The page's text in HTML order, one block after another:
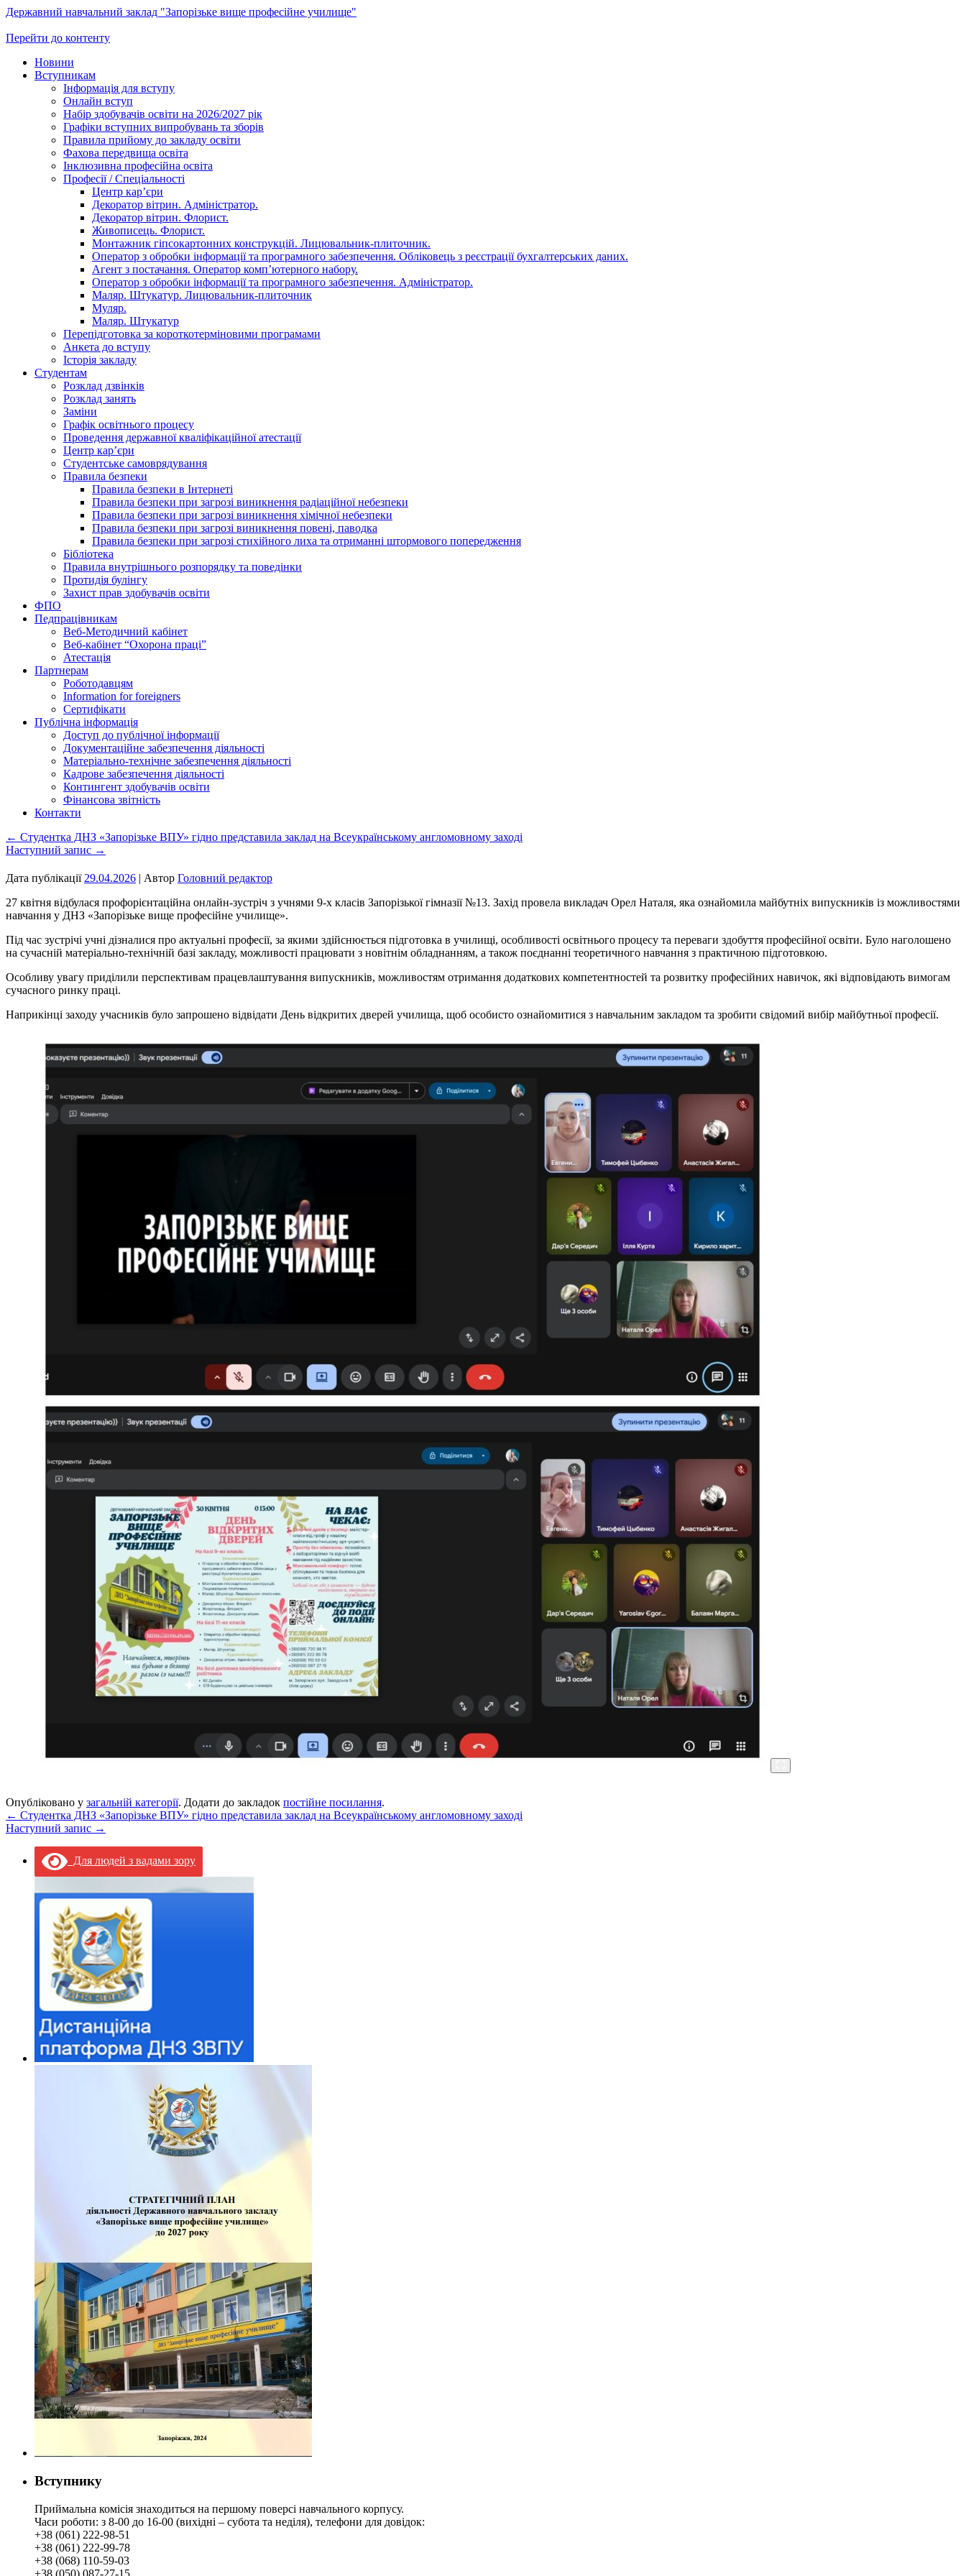
Державний навчальний заклад "Запорізьке вище професійне училище"
Перейти до контенту
Новини
Вступникам
Інформація для вступу
Онлайн вступ
Набір здобувачів освіти на 2026/2027 рік
Графіки вступних випробувань та зборів
Правила прийому до закладу освіти
Фахова передвища освіта
Інклюзивна професійна освіта
Професії / Спеціальності
Центр кар’єри
Декоратор вітрин. Адміністратор.
Декоратор вітрин. Флорист.
Живописець. Флорист.
Монтажник гіпсокартонних конструкцій. Лицювальник-плиточник.
Оператор з обробки інформації та програмного забезпечення. Обліковець з реєстрації бухгалтерських даних.
Агент з постачання. Оператор комп’ютерного набору.
Оператор з обробки інформації та програмного забезпечення. Адміністратор.
Маляр. Штукатур. Лицювальник-плиточник
Муляр.
Маляр. Штукатур
Перепідготовка за короткотерміновими програмами
Анкета до вступу
Історія закладу
Студентам
Розклад дзвінків
Розклад занять
Заміни
Графік освітнього процесу
Проведення державної кваліфікаційної атестації
Центр кар’єри
Студентське самоврядування
Правила безпеки
Правила безпеки в Інтернеті
Правила безпеки при загрозі виникнення радіаційної небезпеки
Правила безпеки при загрозі виникнення хімічної небезпеки
Правила безпеки при загрозі виникнення повені, паводка
Правила безпеки при загрозі стихійного лиха та отриманні штормового попередження
Бібліотека
Правила внутрішнього розпорядку та поведінки
Протидія булінгу
Захист прав здобувачів освіти
ФПО
Педпрацівникам
Веб-Методичний кабінет
Веб-кабінет “Охорона праці”
Атестація
Партнерам
Роботодавцям
Information for foreigners
Сертифікати
Публічна інформація
Доступ до публічної інформації
Документаційне забезпечення діяльності
Матеріально-технічне забезпечення діяльності
Кадрове забезпечення діяльності
Контингент здобувачів освіти
Фінансова звітність
Контакти
← Студентка ДНЗ «Запорізьке ВПУ» гідно представила заклад на Всеукраїнському англомовному заході
Наступний запис →
Дата публікації 29.04.2026 | Автор Головний редактор
27 квітня відбулася профорієнтаційна онлайн-зустріч з учнями 9-х класів Запорізької гімназії №13. Захід провела викладач Орел Наталя, яка ознайомила майбутніх випускників із можливостями
навчання у ДНЗ «Запорізьке вище професійне училище».
Під час зустрічі учні дізналися про актуальні професії, за якими здійснюється підготовка в училищі, особливості освітнього процесу та переваги здобуття професійної освіти. Було наголошено
на сучасній матеріально-технічній базі закладу, можливості працювати з новітнім обладнанням, а також поєднанні теоретичного навчання з практичною підготовкою.
Особливу увагу приділили перспективам працевлаштування випускників, можливостям отримання додаткових компетентностей та розвитку професійних навичок, які відповідають вимогам
сучасного ринку праці.
Наприкінці заходу учасників було запрошено відвідати День відкритих дверей училища, щоб особисто ознайомитися з навчальним закладом та зробити свідомий вибір майбутньої професії.
Опубліковано у загальній категорії. Додати до закладок постійне посилання.
← Студентка ДНЗ «Запорізьке ВПУ» гідно представила заклад на Всеукраїнському англомовному заході
Наступний запис →
Для людей з вадами зору
Вступнику
Приймальна комісія знаходиться на першому поверсі навчального корпусу.
Часи роботи: з 8-00 до 16-00 (вихідні – субота та неділя), телефони для довідок:
+38 (061) 222-98-51
+38 (061) 222-99-78
+38 (068) 110-59-03
+38 (050) 087-27-15